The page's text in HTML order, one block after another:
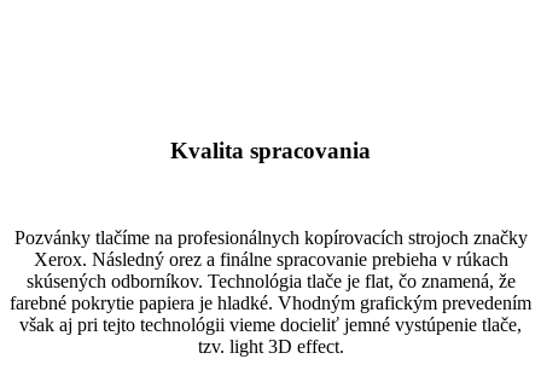
Kvalita spracovania
Pozvánky tlačíme na profesionálnych kopírovacích strojoch značky
Xerox. Následný orez a finálne spracovanie prebieha v rúkach
skúsených odborníkov. Technológia tlače je flat, čo znamená, že
farebné pokrytie papiera je hladké. Vhodným grafickým prevedením
však aj pri tejto technológii vieme docieliť jemné vystúpenie tlače,
tzv. light 3D effect.